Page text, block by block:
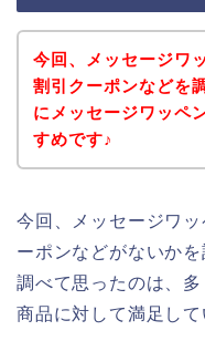
今回、メッセージワ
割引クーポンなどを
にメッセージワッペ
すめです♪
今回、メッセージワ
ーポンなどがないか
調べて思ったのは、
商品に対して満足し